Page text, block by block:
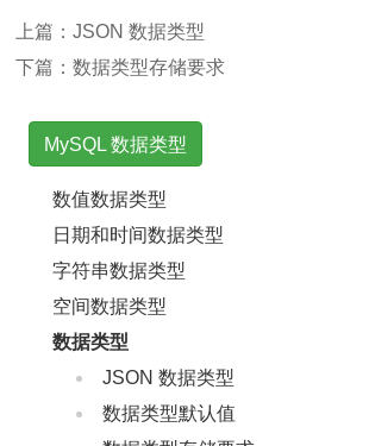
上篇：JSON 数据类型
下篇：数据类型存储要求
MySQL 数据类型
数值数据类型
日期和时间数据类型
字符串数据类型
空间数据类型
数据类型
JSON 数据类型
数据类型默认值